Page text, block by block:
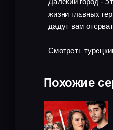
Далекий город -
жизни главных
дадут вам
Смотреть
Похожие